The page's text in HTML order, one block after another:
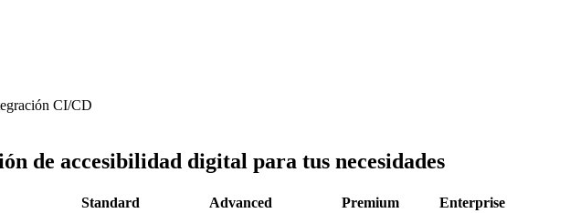
CI/CD
de accesibilidad digital para tus necesidades
Standard Advanced Premium
Enterprise